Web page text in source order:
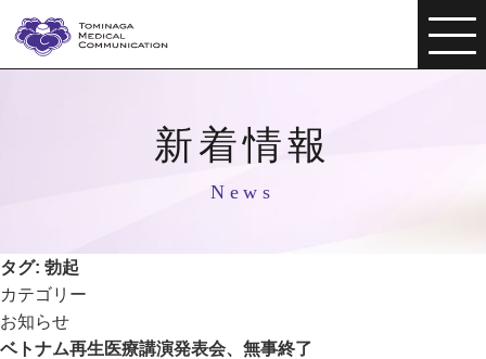
新着情報
News
タグ: 勃起
カテゴリー
お知らせ
ベトナム再生医療講演発表会、無事終了